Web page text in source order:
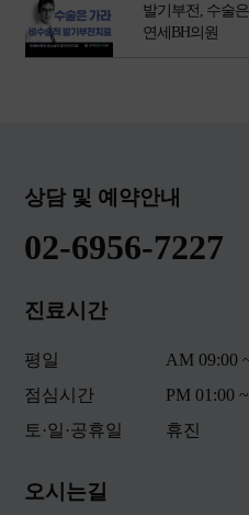
발기부전, 수술
연세BH의원
상담 및 예약안내
02-6956-7227
진료시간
평일
점심시간
토·일·공휴일
AM 09:00
PM 01:00
휴진
오시는길